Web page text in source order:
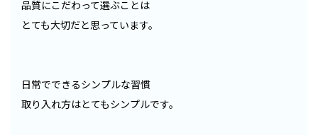
品質にこだわって選ぶことは
とても大切だと思っています。
日常でできるシンプルな習慣
取り入れ方はとてもシンプルです。